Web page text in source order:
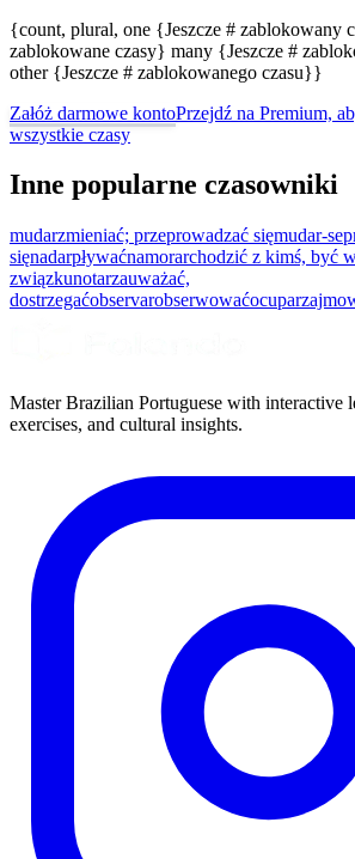
{count, plural, one {Jeszcze # zablokowany
zablokowane czasy} many {Jeszcze #
other {Jeszcze # zablokowanego czasu}}
Załóż darmowe kontoPrzejdź na Premium,
wszystkie czasy
Inne popularne czasowniki
mudarzmieniać; przeprowadzać sięmudar-se
sięnadarpływaćnamorarchodzić z kimś, być
związkunotarzauważać,
dostrzegaćobservarobserwowaćocupar
Master Brazilian Portuguese with interactive
exercises, and cultural insights.